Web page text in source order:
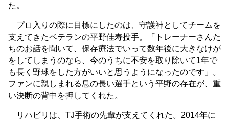
た。
プロ入りの際に目標にしたのは、守護神としてチームを
支えてきたベテランの平野佳寿投手。「トレーナーさんた
ちのお話を聞いて、保存療法でいって数年後に大きなけが
をしてしまうのなら、今のうちに不安を取り除いて1年で
も長く野球をした方がいいと思うようになったのです」。
ファンに親しまれる息の長い選手という平野の存在が、重
い決断の背中を押してくれた。
リハビリは、TJ手術の先輩が支えてくれた。2014年に